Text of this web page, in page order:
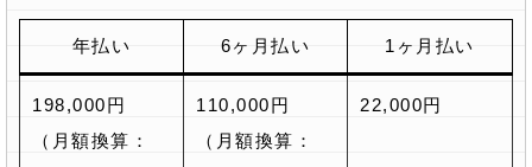
年払い 6ヶ月払い 1ヶ月払い
198,000円
（月額換算：
110,000円
（月額換算：
22,000円